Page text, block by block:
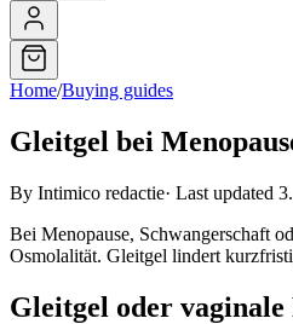
Home/Buying guides
Gleitgel bei
By Intimico redactie· Last updated
Bei Menopause, Schwangerschaft
Osmolalität. Gleitgel lindert
Gleitgel oder vaginale